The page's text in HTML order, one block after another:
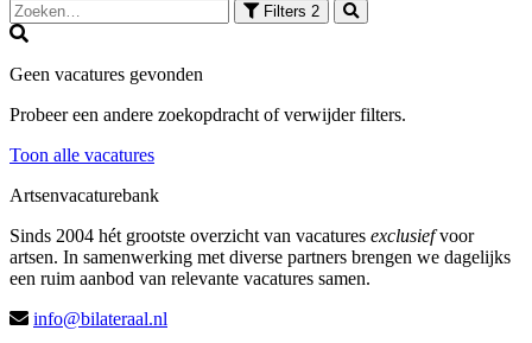
Filters 2
Geen vacatures gevonden
Probeer een andere zoekopdracht of verwijder filters.
Toon alle vacatures
Artsenvacaturebank
Sinds 2004 hét grootste overzicht van vacatures exclusiefvoor
artsen. In samenwerking met diverse partners brengen we dagelijks
een ruim aanbod van relevante vacatures samen.
info@bilateraal.nl